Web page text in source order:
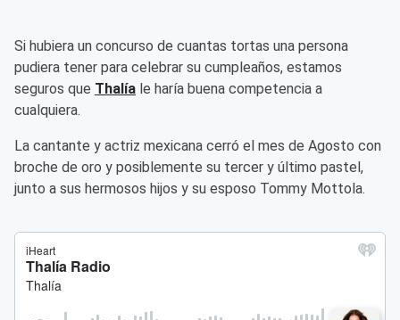
Si hubiera un concurso de cuantas tortas una persona
pudiera tener para celebrar su cumpleaños, estamos
seguros que Thalía le haría buena competencia a
cualquiera.
La cantante y actriz mexicana cerró el mes de Agosto con
broche de oro y posiblemente su tercer y último pastel,
junto a sus hermosos hijos y su esposo Tommy Mottola.